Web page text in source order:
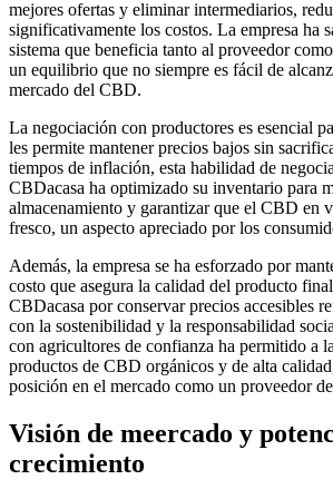
mejores ofertas y eliminar intermediarios,
significativamente los costos. La empresa ha
sistema que beneficia tanto al proveedor
un equilibrio que no siempre es fácil de
mercado del CBD.
La negociación con productores es esencial
les permite mantener precios bajos sin
tiempos de inflación, esta habilidad de
CBDacasa ha optimizado su inventario para
almacenamiento y garantizar que el CBD en
fresco, un aspecto apreciado por los
Además, la empresa se ha esforzado por
costo que asegura la calidad del producto
CBDacasa por conservar precios accesibles
con la sostenibilidad y la responsabilidad
con agricultores de confianza ha permitido a
productos de CBD orgánicos y de alta
posición en el mercado como un proveedor
Visión de meercado y
crecimiento